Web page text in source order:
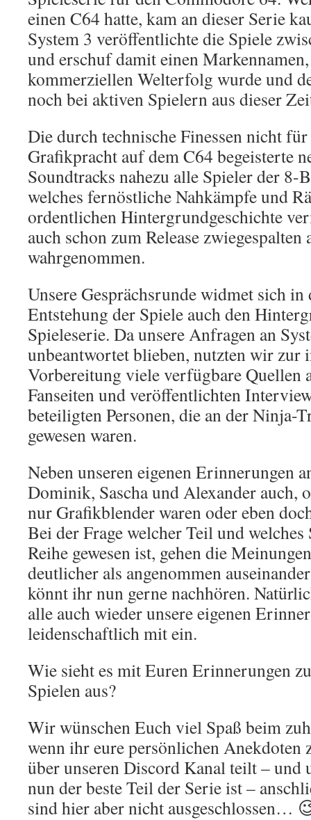
einen C64 hatte, kam an dieser Serie
System 3 veröffentlichte die Spiele
und erschuf damit einen
kommerziellen Welterfolg wurde und
noch bei aktiven Spielern aus dieser
Die durch technische Finessen nicht
Grafikpracht auf dem C64 begeisterte
Soundtracks nahezu alle Spieler der 8-
welches fernöstliche Nahkämpfe und
ordentlichen Hintergrundgeschichte
auch schon zum Release zwiegespalten
wahrgenommen.
Unsere Gesprächsrunde widmet sich in
Entstehung der Spiele auch den
Spieleserie. Da unsere Anfragen an
unbeantwortet blieben, nutzten wir zur
Vorbereitung viele verfügbare Quellen
Fanseiten und veröffentlichten
beteiligten Personen, die an der Ninja-
gewesen waren.
Neben unseren eigenen Erinnerungen
Dominik, Sascha und Alexander auch,
nur Grafikblender waren oder eben
Bei der Frage welcher Teil und welches
Reihe gewesen ist, gehen die
deutlicher als angenommen
könnt ihr nun gerne nachhören.
alle auch wieder unsere eigenen
leidenschaftlich mit ein.
Wie sieht es mit Euren Erinnerungen
Spielen aus?
Wir wünschen Euch viel Spaß beim
wenn ihr eure persönlichen Anekdoten
über unseren Discord Kanal teilt – und
nun der beste Teil der Serie ist –
sind hier aber nicht ausgeschlossen…